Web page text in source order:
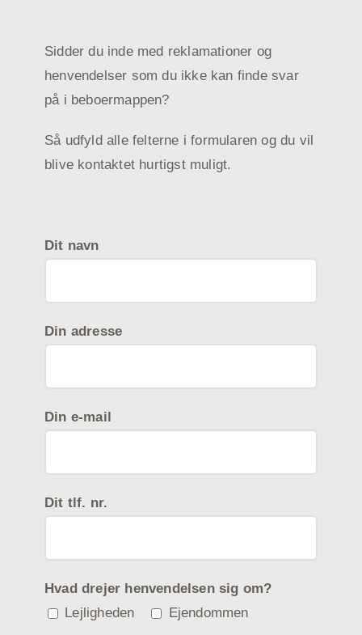
Sidder du inde med reklamationer og
henvendelser som du ikke kan finde svar
på i beboermappen?
Så udfyld alle felterne i formularen og du vil
blive kontaktet hurtigst muligt.
Dit navn
Din adresse
Din e-mail
Dit tlf. nr.
Hvad drejer henvendelsen sig om?
Lejligheden
Ejendommen